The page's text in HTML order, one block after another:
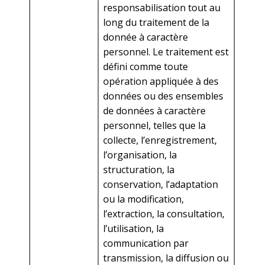
responsabilisation tout au
long du traitement de la
donnée à caractère
personnel. Le traitement est
défini comme toute
opération appliquée à des
données ou des ensembles
de données à caractère
personnel, telles que la
collecte, l’enregistrement,
l’organisation, la
structuration, la
conservation, l’adaptation
ou la modification,
l’extraction, la consultation,
l’utilisation, la
communication par
transmission, la diffusion ou